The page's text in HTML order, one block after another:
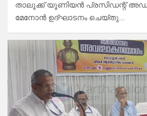
താലൂക്ക് യൂണിയൻ പ്രസിഡന്റ്
മേനോൻ ഉദ്ഘാടനം ചെയ്തു.…